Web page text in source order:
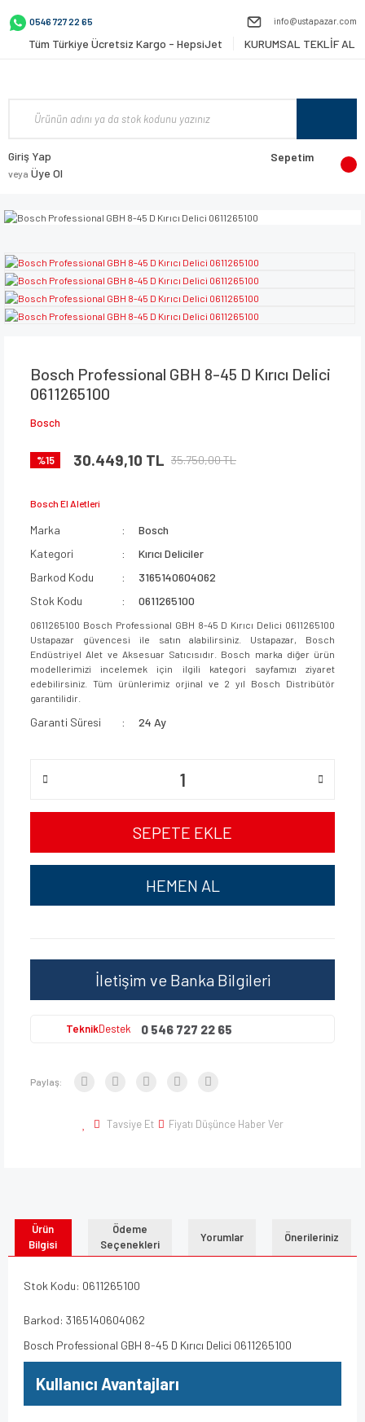
0546 727 22 65 info@ustapazar.com
Tüm Türkiye Ücretsiz Kargo - HepsiJet KURUMSAL TEKLİF AL
Giriş Yap
veya Üye Ol
Sepetim
Bosch Professional GBH 8-45 D Kırıcı Delici
0611265100
Bosch
%15 30.449,10 TL 35.750,00 TL
Bosch El Aletleri
Marka
Bosch
Kategori
Kırıcı Deliciler
Barkod Kodu
3165140604062
Stok Kodu
0611265100
0611265100 Bosch Professional GBH 8-45 D Kırıcı Delici 0611265100
Ustapazar güvencesi ile satın alabilirsiniz. Ustapazar, Bosch
Endüstriyel Alet ve Aksesuar Satıcısıdır. Bosch marka diğer ürün
modellerimizi incelemek için ilgili kategori sayfamızı ziyaret
edebilirsiniz. Tüm ürünlerimiz orjinal ve 2 yıl Bosch Distribütör
garantilidir.
Garanti Süresi 24 Ay
SEPETE EKLE
HEMEN AL
İletişim ve Banka Bilgileri
TeknikDestek 0 546 727 22 65
Paylaş:
Tavsiye Et Fiyatı Düşünce Haber Ver
Ürün
Bilgisi
Ödeme
Seçenekleri
Yorumlar Önerileriniz
Stok Kodu: 0611265100
Barkod: 3165140604062
Bosch Professional GBH 8-45 D Kırıcı Delici 0611265100
Kullanıcı Avantajları